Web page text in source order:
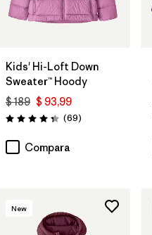
Kids' Hi-Loft Down
Sweater™ Hoody
$ 189 $ 93,99
Valoración: 4.3 / 5
(69Comentarios
)
Compara
New